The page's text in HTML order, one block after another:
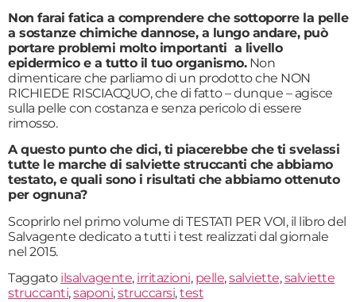
Non farai fatica a comprendere che sottoporre la pelle
a sostanze chimiche dannose, a lungo andare, può
portare problemi molto importanti a livello
epidermico e a tutto il tuo organismo.Non
dimenticare che parliamo di un prodotto che NON
RICHIEDE RISCIACQUO, che di fatto – dunque – agisce
sulla pelle con costanza e senza pericolo di essere
rimosso.
A questo punto che dici, ti piacerebbe che ti svelassi
tutte le marche di salviette struccanti che abbiamo
testato, e quali sono i risultati che abbiamo ottenuto
per ognuna?
Scoprirlo nel primo volume di TESTATI PER VOI, il libro del
Salvagente dedicato a tutti i test realizzati dal giornale
nel 2015.
Taggato ilsalvagente, irritazioni, pelle,salviette,salviette
struccanti,saponi,struccarsi,test